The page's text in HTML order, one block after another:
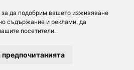
за да подобрим вашето изживяване
съдържание и реклами, да
посетители.